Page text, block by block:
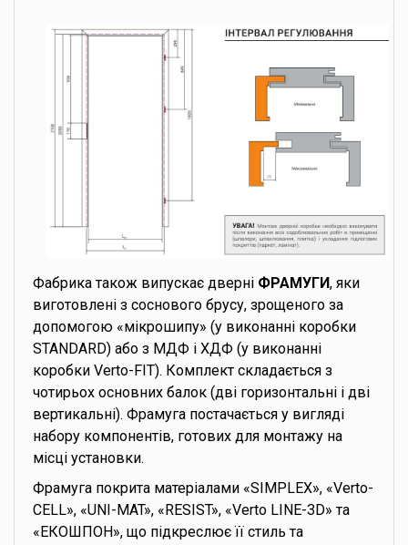
Фабрика також випускає дверні ФРАМУГИ, яки
виготовлені з соснового брусу, зрощеного за
допомогою «мікрошипу» (у виконанні коробки
STANDARD) або з МДФ і ХДФ (у виконанні
коробки Verto-FIT). Комплект складається з
чотирьох основних балок (дві горизонтальні і дві
вертикальні). Фрамуга постачається у вигляді
набору компонентів, готових для монтажу на
місці установки.
Фрамуга покрита матеріалами «SIMPLEX», «Verto-
CELL», «UNI-MAT», «RESIST», «Verto LINE-3D» та
«ЕКОШПОН», що підкреслює її стиль та